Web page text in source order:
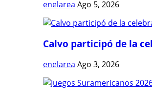
enelarea Ago 5, 2026
Calvo participó de la
enelarea Ago 3, 2026